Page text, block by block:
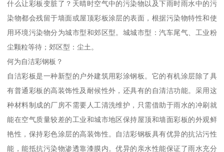
什么让彩板变脏了？天晴时空气中的污染物以及下雨时雨水中的污
染物都会残留于墙面或屋顶彩板涂层的表面，根据污染物特性和使
用环境污染物分为城市型和郊区型。城城市型：汽车尾气、工业粉
尘颗粒等待；郊区型：尘土。
何为自洁彩钢板？
自洁彩板是一种新型的户外建筑用彩涂钢板。它的有机涂层除了具
有普通彩板的高装饰性及耐候性外，还具有的自清洁功能。采用这
种材料制成的厂房不需要人工清洗维护，只需借助于雨水的冲刷就
能在空气质量较差的工业和城市地区保持屋顶和墙面彩板的外观鲜
艳性，保持彩色涂层的高装饰性。自洁彩钢板具有优异的抗沾污性
能，能抵抗污染物渗透靠漆膜内。优异的亲水性能保证了雨水充分